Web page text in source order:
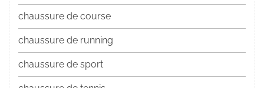
chaussure de course
chaussure de running
chaussure de sport